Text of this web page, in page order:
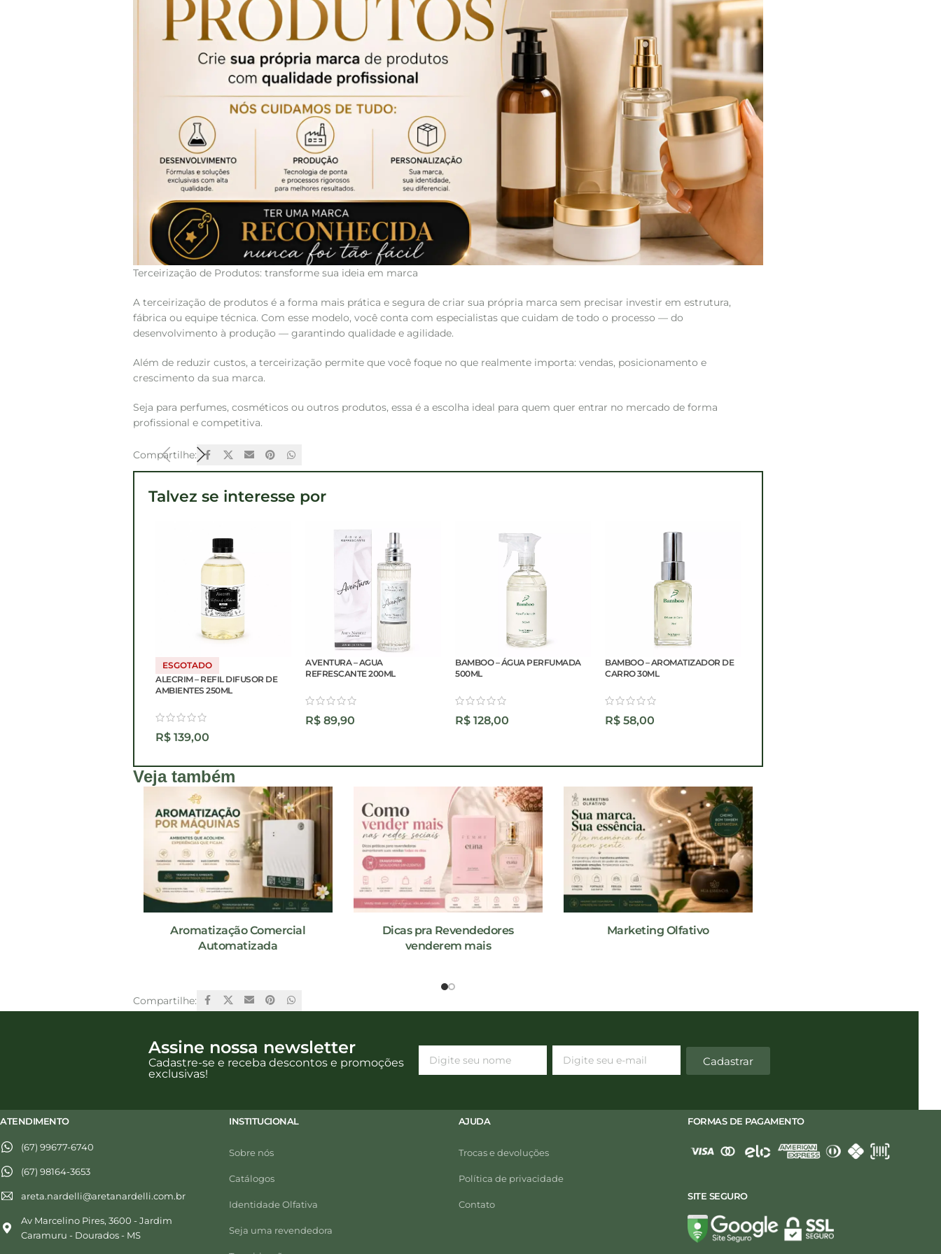
Terceirização de Produtos: transforme sua ideia em marca
A terceirização de produtos é a forma mais prática e segura de criar sua própria marca sem precisar investir em estrutura,
fábrica ou equipe técnica. Com esse modelo, você conta com especialistas que cuidam de todo o processo — do
desenvolvimento à produção — garantindo qualidade e agilidade.
Além de reduzir custos, a terceirização permite que você foque no que realmente importa: vendas, posicionamento e
crescimento da sua marca.
Seja para perfumes, cosméticos ou outros produtos, essa é a escolha ideal para quem quer entrar no mercado de forma
profissional e competitiva.
Compartilhe:
Talvez se interesse por
ALECRIM – REFIL DIFUSOR DE
AMBIENTES 250ML
139,00
AVENTURA – AGUA
REFRESCANTE 200ML
BAMBOO – ÁGUA PERFUMADA
128,00
BAMBOO – AROMATIZADOR DE
CARRO 30ML
ESGOTADO
Veja também
Aromatização Comercial
Automatizada
Dicas pra Revendedores
venderem mais
Marketing Olfativo
Compartilhe:
Assine nossa newsletter
Cadastre-se e receba descontos e promoções
exclusivas!
Cadastrar
ATENDIMENTO
(67) 99677-6740
(67) 98164-3653
areta.nardelli@aretanardelli.com.br
Av Marcelino Pires, 3600 - Jardim
Caramuru - Dourados - MS
INSTITUCIONAL
Sobre nós
Catálogos
Identidade Olfativa
Seja uma revendedora
AJUDA
Trocas e devoluções
Política de privacidade
Contato
FORMAS DE PAGAMENTO
SITE SEGURO